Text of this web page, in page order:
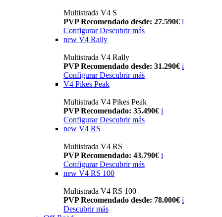
Multistrada V4 S
PVP Recomendado desde: 27.590€ i
Configurar Descubrir más
new V4 Rally
Multistrada V4 Rally
PVP Recomendado desde: 31.290€ i
Configurar Descubrir más
V4 Pikes Peak
Multistrada V4 Pikes Peak
PVP Recomendado: 35.490€ i
Configurar Descubrir más
new V4 RS
Multistrada V4 RS
PVP Recomendado: 43.790€ i
ConfigurarDescubrir más
new V4 RS 100
Multistrada V4 RS 100
PVP Recomendado desde: 78.000€ i
Descubrir más